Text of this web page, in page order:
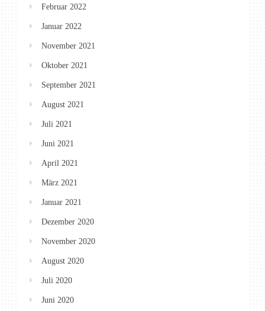
Februar 2022
Januar 2022
November 2021
Oktober 2021
September 2021
August 2021
Juli 2021
Juni 2021
April 2021
März 2021
Januar 2021
Dezember 2020
November 2020
August 2020
Juli 2020
Juni 2020